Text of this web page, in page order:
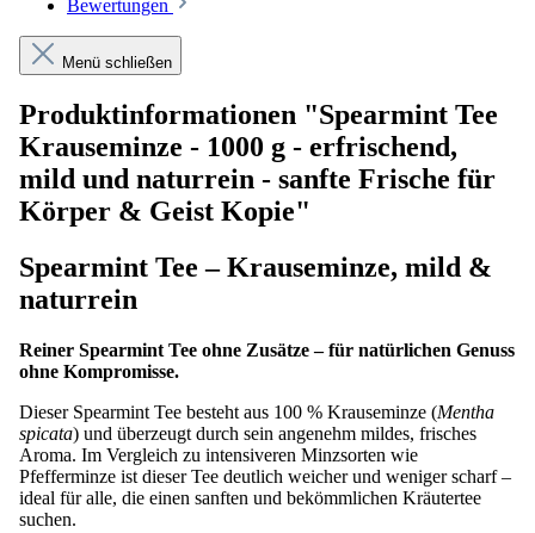
Bewertungen
Menü schließen
Produktinformationen "Spearmint Tee
Krauseminze - 1000 g - erfrischend,
mild und naturrein - sanfte Frische für
Körper & Geist Kopie"
Spearmint Tee – Krauseminze, mild &
naturrein
Reiner Spearmint Tee ohne Zusätze – für natürlichen Genuss
ohne Kompromisse.
Dieser Spearmint Tee besteht aus 100 % Krauseminze (Mentha
spicata) und überzeugt durch sein angenehm mildes, frisches
Aroma. Im Vergleich zu intensiveren Minzsorten wie
Pfefferminze ist dieser Tee deutlich weicher und weniger scharf –
ideal für alle, die einen sanften und bekömmlichen Kräutertee
suchen.